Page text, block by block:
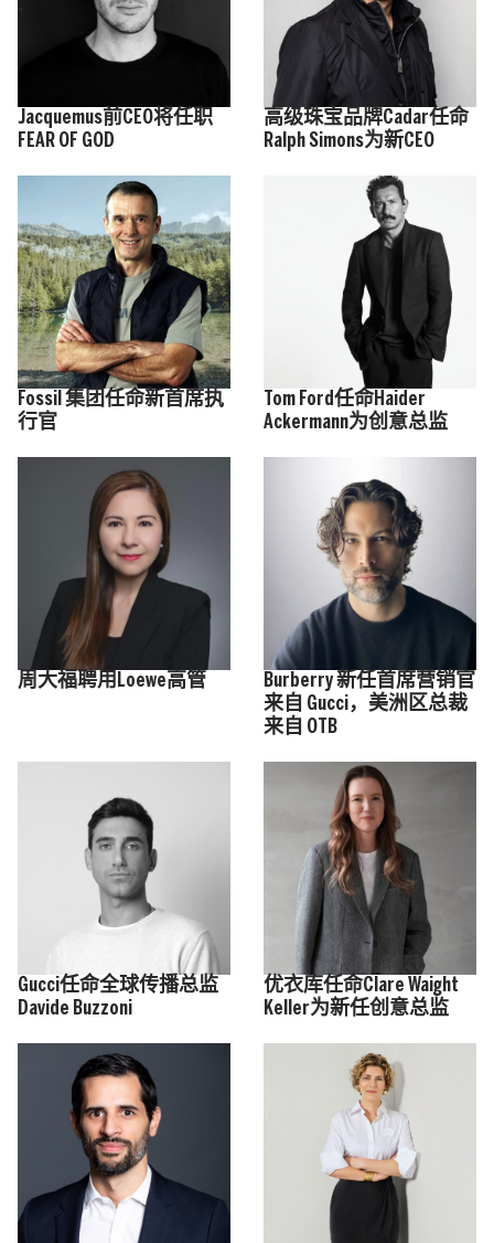
Jacquemus前CEO将任职
FEAR OF GOD
高级珠宝品牌Cadar任命
Ralph Simons为新CEO
Fossil 集团任命新首席执
行官
Tom Ford任命Haider
Ackermann为创意总监
周大福聘用Loewe高管
Burberry 新任首席营销官
来自 Gucci，美洲区总裁
来自 OTB
Gucci任命全球传播总监
Davide Buzzoni
优衣库任命Clare Waight
Keller为新任创意总监